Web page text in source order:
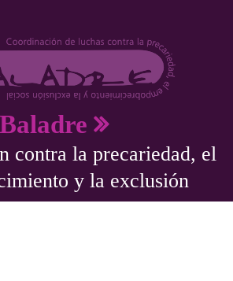
Baladre
contra la precariedad, el
y la exclusión
usted aquí